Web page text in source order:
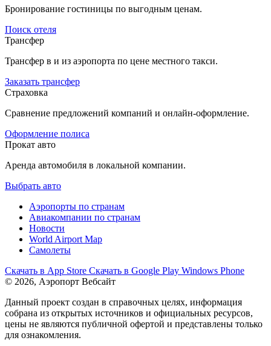
Бронирование гостиницы по выгодным ценам.
Поиск отеля
Трансфер
Трансфер в и из аэропорта по цене местного такси.
Заказать трансфер
Страховка
Сравнение предложений компаний и онлайн-оформление.
Оформление полиса
Прокат авто
Аренда автомобиля в локальной компании.
Выбрать авто
Аэропорты по странам
Авиакомпании по странам
Новости
World Airport Map
Самолеты
Скачать в App Store Скачать в Google Play Windows Phone
© 2026, Аэропорт Вебсайт
Данный проект создан в справочных целях, информация
собрана из открытых источников и официальных ресурсов,
цены не являются публичной офертой и представлены только
для ознакомления.